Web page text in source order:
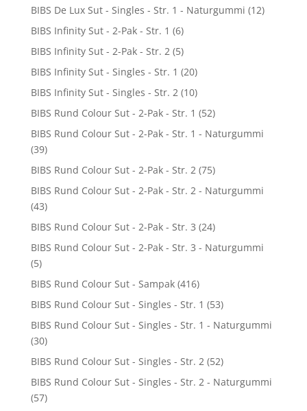
BIBS De Lux Sut - Singles - Str. 1 - Naturgummi (12)
BIBS Infinity Sut - 2-Pak - Str. 1 (6)
BIBS Infinity Sut - 2-Pak - Str. 2 (5)
BIBS Infinity Sut - Singles - Str. 1 (20)
BIBS Infinity Sut - Singles - Str. 2 (10)
BIBS Rund Colour Sut - 2-Pak - Str. 1 (52)
BIBS Rund Colour Sut - 2-Pak - Str. 1 - Naturgummi
(39)
BIBS Rund Colour Sut - 2-Pak - Str. 2 (75)
BIBS Rund Colour Sut - 2-Pak - Str. 2 - Naturgummi
(43)
BIBS Rund Colour Sut - 2-Pak - Str. 3 (24)
BIBS Rund Colour Sut - 2-Pak - Str. 3 - Naturgummi
(5)
BIBS Rund Colour Sut - Sampak (416)
BIBS Rund Colour Sut - Singles - Str. 1 (53)
BIBS Rund Colour Sut - Singles - Str. 1 - Naturgummi
(30)
BIBS Rund Colour Sut - Singles - Str. 2 (52)
BIBS Rund Colour Sut - Singles - Str. 2 - Naturgummi
(57)